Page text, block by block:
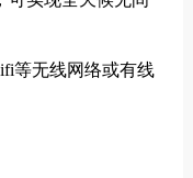
等无线网络或有线